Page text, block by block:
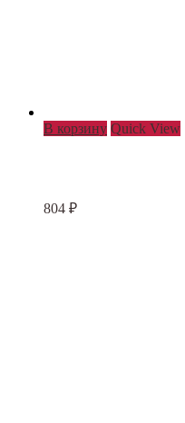
В корзину Quick View
804 ₽